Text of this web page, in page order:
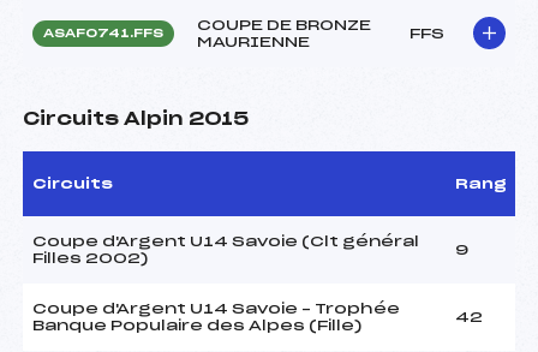
ASAF0741.FFS
COUPE DE BRONZE
MAURIENNE
FFS
Circuits Alpin 2015
Circuits Rang
Coupe d'Argent U14 Savoie (Clt général
Filles 2002)
9
Coupe d'Argent U14 Savoie – Trophée
Banque Populaire des Alpes (Fille)
42